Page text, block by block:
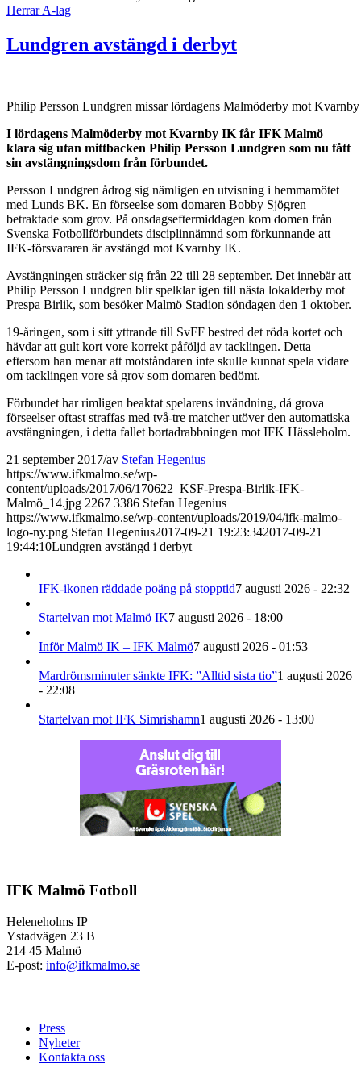
Herrar A-lag
Lundgren avstängd i derbyt
Philip Persson Lundgren missar lördagens Malmöderby mot
I lördagens Malmöderby mot Kvarnby IK får IFK Malmö
klara sig utan mittbacken Philip Persson Lundgren som nu fått
sin avstängningsdom från förbundet.
Persson Lundgren ådrog sig nämligen en utvisning i hemmamötet
med Lunds BK. En förseelse som domaren Bobby Sjögren
betraktade som grov. På onsdagseftermiddagen kom domen från
Svenska Fotbollförbundets disciplinnämnd som förkunnande att
IFK-försvararen är avstängd mot Kvarnby IK.
Avstängningen sträcker sig från 22 till 28 september. Det innebär att
Philip Persson Lundgren blir spelklar igen till nästa lokalderby mot
Prespa Birlik, som besöker Malmö Stadion söndagen den 1 oktober.
19-åringen, som i sitt yttrande till SvFF bestred det röda kortet och
hävdar att gult kort vore korrekt påföljd av tacklingen. Detta
eftersom han menar att motståndaren inte skulle kunnat spela vidare
om tacklingen vore så grov som domaren bedömt.
Förbundet har rimligen beaktat spelarens invändning, då grova
förseelser oftast straffas med två-tre matcher utöver den automatiska
avstängningen, i detta fallet bortadrabbningen mot IFK Hässleholm.
21 september 2017/av Stefan Hegenius
https://www.ifkmalmo.se/wp-
content/uploads/2017/06/170622_KSF-Prespa-Birlik-IFK-
Malmö_14.jpg 2267 3386 Stefan Hegenius
https://www.ifkmalmo.se/wp-content/uploads/2019/04/ifk-malmo-
logo-ny.png Stefan Hegenius2017-09-21 19:23:342017-09-21
19:44:10Lundgren avstängd i derbyt
IFK-ikonen räddade poäng på stopptid7 augusti 2026 - 22:32
Startelvan mot Malmö IK7 augusti 2026 - 18:00
Inför Malmö IK – IFK Malmö7 augusti 2026 - 01:53
Mardrömsminuter sänkte IFK: ”Alltid sista tio”1 augusti 2026
- 22:08
Startelvan mot IFK Simrishamn1 augusti 2026 - 13:00
IFK Malmö Fotboll
Heleneholms IP
Ystadvägen 23 B
214 45 Malmö
E-post: info@ifkmalmo.se
Press
Nyheter
Kontakta oss